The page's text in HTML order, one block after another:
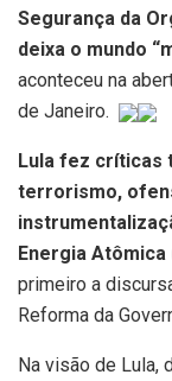
Segurança da
deixa o mundo
aconteceu na
de Janeiro.
Lula fez críticas
terrorismo,
Energia Atômica
primeiro a
Reforma da
Na visão de Lula,